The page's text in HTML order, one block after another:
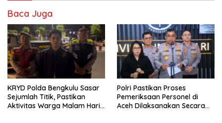
Baca Juga
KRYD Polda Bengkulu Sasar
Sejumlah Titik, Pastikan
Aktivitas Warga Malam Hari
Polri Pastikan Proses
Pemeriksaan Personel di
Aceh Dilaksanakan Secara